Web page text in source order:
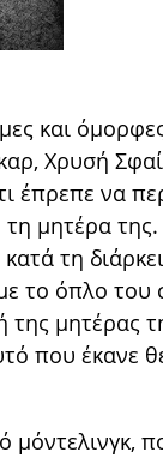
και
Χρυσή
έπρεπε να
μητέρα
τη
το όπλο του
μητέρας
που έκανε
μόντελινγκ,